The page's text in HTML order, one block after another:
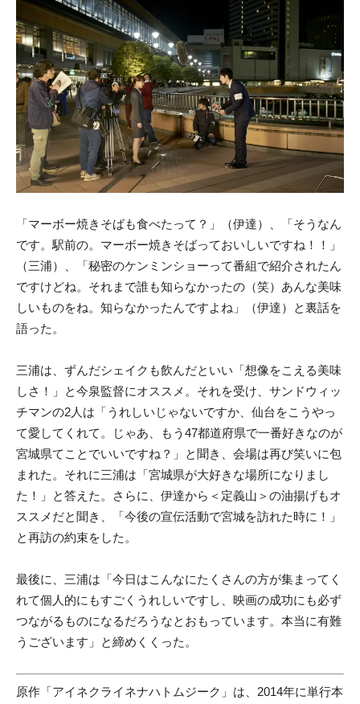
「マーボー焼きそばも食べたって？」（伊達）、「そうなん
です。駅前の。マーボー焼きそばっておいしいですね！！」
（三浦）、「秘密のケンミンショーって番組で紹介されたん
ですけどね。それまで誰も知らなかったの（笑）あんな美味
しいものをね。知らなかったんですよね」（伊達）と裏話を
語った。
三浦は、ずんだシェイクも飲んだといい「想像をこえる美味
しさ！」と今泉監督にオススメ。それを受け、サンドウィッ
チマンの2人は「うれしいじゃないですか、仙台をこうやっ
て愛してくれて。じゃあ、もう47都道府県で一番好きなのが
宮城県てことでいいですね？」と聞き、会場は再び笑いに包
まれた。それに三浦は「宮城県が大好きな場所になりまし
た！」と答えた。さらに、伊達から＜定義山＞の油揚げもオ
ススメだと聞き、「今後の宣伝活動で宮城を訪れた時に！」
と再訪の約束をした。
最後に、三浦は「今日はこんなにたくさんの方が集まってく
れて個人的にもすごくうれしいですし、映画の成功にも必ず
つながるものになるだろうなとおもっています。本当に有難
うございます」と締めくくった。
原作「アイネクライネナハトムジーク」は、2014年に単行本